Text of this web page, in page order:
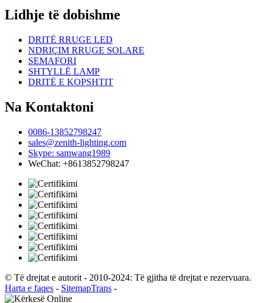
Lidhje të dobishme
DRITË RRUGE LED
NDRIÇIM RRUGE SOLARE
SEMAFORI
SHTYLLË LAMP
DRITË E KOPSHTIT
Na Kontaktoni
0086-13852798247
sales@zenith-lighting.com
Skype: samwang1989
WeChat: +8613852798247
© Të drejtat e autorit - 2010-2024: Të gjitha të drejtat e rezervuara.
Harta e faqes - SitemapTrans -